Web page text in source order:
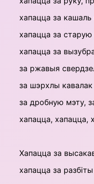
хапацца за кашаль
хапацца за
хапацца за
за ржавыя
за шэрхлы
за дробную мэту,
хапацца, хапацца,
Хапацца за
хапацца за